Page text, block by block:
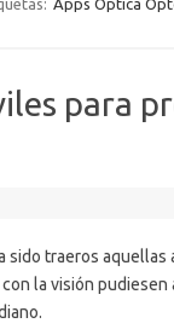
Apps Optica
para
sido traeros
la visión